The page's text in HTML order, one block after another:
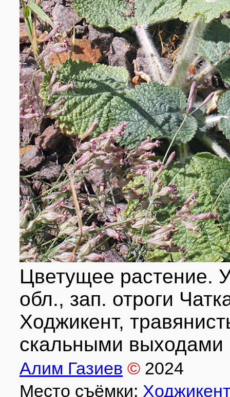
Цветущее растение.
обл., зап. отроги
Ходжикент,
скальными
Алим Газиев © 2024
Место съёмки: